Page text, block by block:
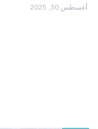
أغسطس 30, 2025